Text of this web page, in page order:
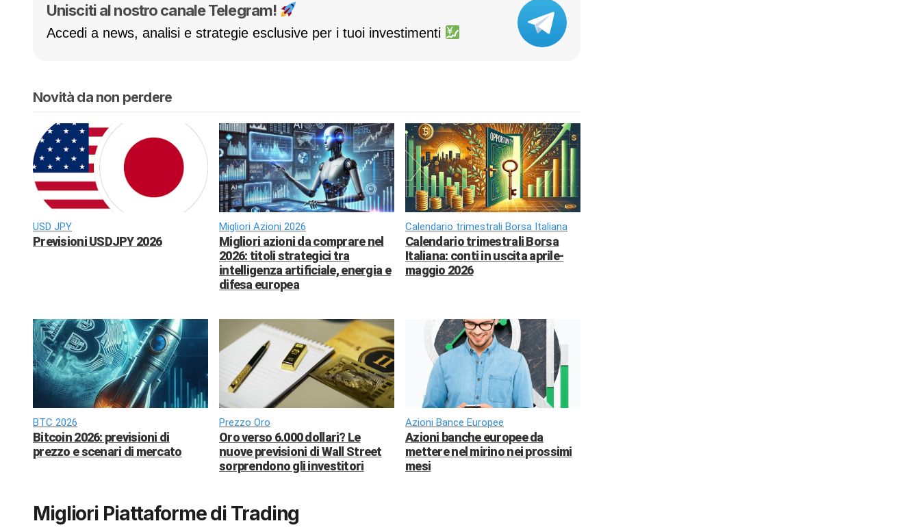
Unisciti al nostro canale Telegram!
Accedi a news, analisi e strategie esclusive per i tuoi investimenti
Novità da non perdere
USD JPY
Previsioni USDJPY 2026
Migliori Azioni 2026
Migliori azioni da comprare nel
2026: titoli strategici tra
intelligenza artificiale, energia e
difesa europea
Calendario trimestrali Borsa Italiana
Calendario trimestrali Borsa
Italiana: conti in uscita aprile-
maggio 2026
BTC 2026
Bitcoin 2026: previsioni di
prezzo e scenari di mercato
Prezzo Oro
Oro verso 6.000 dollari? Le
nuove previsioni di Wall Street
sorprendono gli investitori
Azioni Bance Europee
Azioni banche europee da
mettere nel mirino nei prossimi
mesi
Migliori Piattaforme di Trading